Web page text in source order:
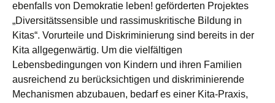
ebenfalls von Demokratie leben! geförderten Projektes
„Diversitätssensible und rassimuskritische Bildung in
Kitas“. Vorurteile und Diskriminierung sind bereits in der
Kita allgegenwärtig. Um die vielfältigen
Lebensbedingungen von Kindern und ihren Familien
ausreichend zu berücksichtigen und diskriminierende
Mechanismen abzubauen, bedarf es einer Kita-Praxis,